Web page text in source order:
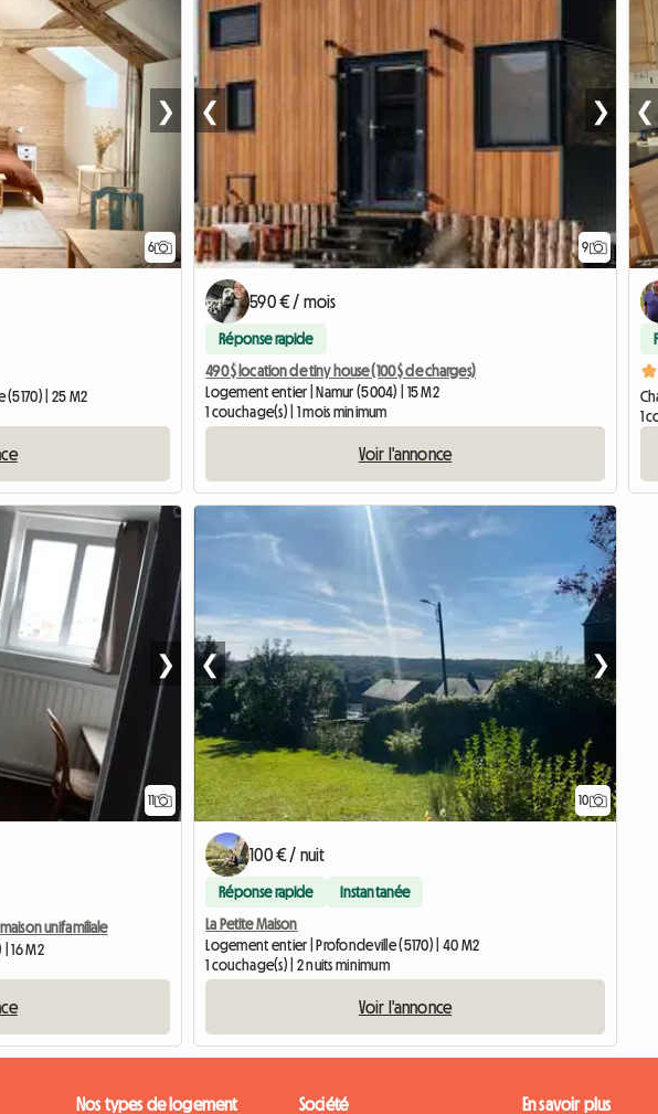
6
❯
| 25 M2
9
❮ ❯
590 € / mois
Réponse rapide
490 $ location de tiny house (100 $ de charges)
Logement entier | Namur (5004) | 15 M2
1 couchage(s) | 1 mois minimum
Voir l'annonce
❮
1
11
❯
unifamiliale
16 M2
10
❮ ❯
100 € / nuit
Réponse rapide Instantanée
La Petite Maison
Logement entier | Profondeville (5170) | 40 M2
1 couchage(s) | 2 nuits minimum
Voir l'annonce
Nos types de logement Société En savoir plus